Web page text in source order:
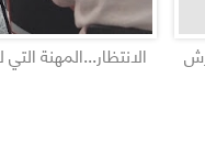
شهادة تقدير وامتنان